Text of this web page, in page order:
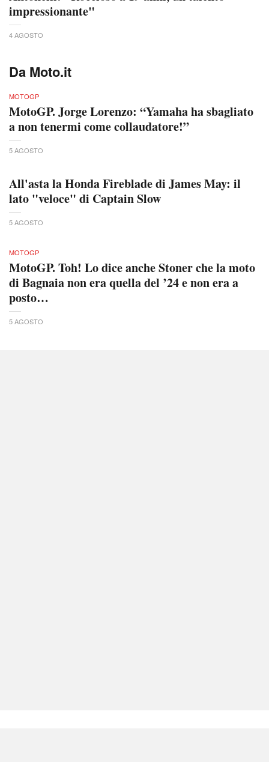
impressionante"
4 AGOSTO
Da Moto.it
MOTOGP
MotoGP. Jorge Lorenzo: “Yamaha ha sbagliato
a non tenermi come collaudatore!”
5 AGOSTO
All'asta la Honda Fireblade di James May: il
lato "veloce" di Captain Slow
5 AGOSTO
MOTOGP
MotoGP. Toh! Lo dice anche Stoner che la moto
di Bagnaia non era quella del ’24 e non era a
posto…
5 AGOSTO